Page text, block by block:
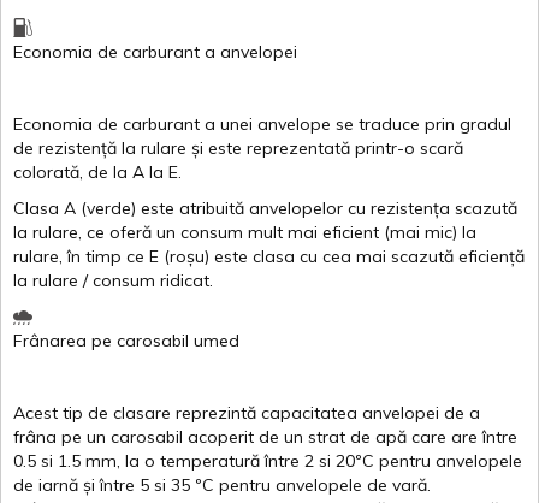
Economia de carburant a anvelopei
Economia de carburant a unei anvelope se traduce prin gradul
de rezistență la rulare și este reprezentată printr-o scară
colorată , de la A la E
Clasa A (verde) este atribuită anvelopelor cu rezistența scazută
la rulare ce oferă un consum mult mai eficient (mai mic) la
rulare ,în timp ce E (roșu) este clasa cu cea mai scazută eficiență
la rulare /consum ridicat
Frânarea pe carosabil umed
Acest tip de clasare reprezintă capacitatea anvelopei de a
frâna pe un carosabil acoperit de un strat de apă care areîntre
0.5 si 1.5 mm, la o temperatură între 2 si 20ºC pentru anvelopele
de iarnă și între 5 si 35 ºC pentru anvelopele de vară